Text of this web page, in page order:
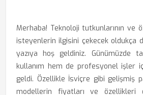
Merhaba! Teknoloji tutkunlarının ve
isteyenlerin ilgisini çekecek oldukça
yazıya hoş geldiniz. Günümüzde
kullanım hem de profesyonel işler
geldi. Özellikle İsviçre gibi gelişmiş
modellerin fiyatları ve özellikleri